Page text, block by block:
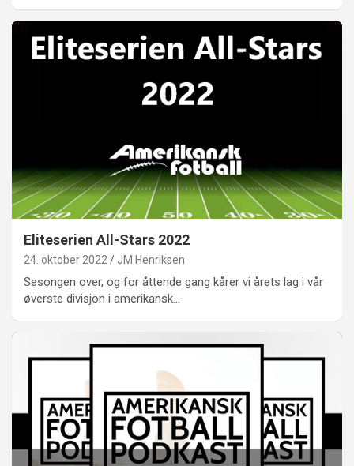
Eliteserien All-Stars 2022
24. oktober 2022 JM Henriksen
Sesongen over, og for åttende gang kårer vi årets lag i vår
øverste divisjon i amerikansk…